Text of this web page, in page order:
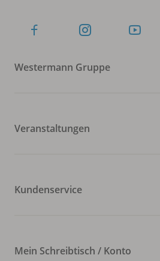
Westermann Gruppe
Veranstaltungen
Kundenservice
Mein Schreibtisch / Konto